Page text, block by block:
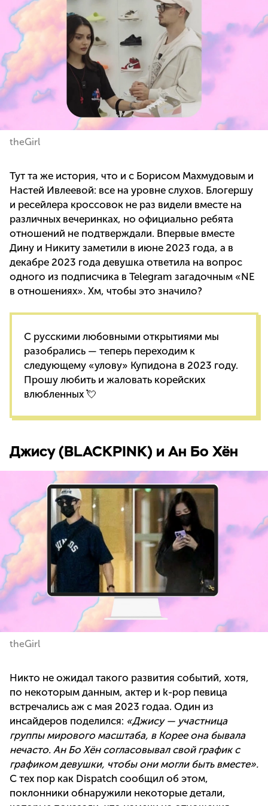
theGirl
Тут та же история, что и с Борисом Махмудовым и
Настей Ивлеевой: все на уровне слухов. Блогершу
и ресейлера кроссовок не раз видели вместе на
различных вечеринках, но официально ребята
отношений не подтверждали. Впервые вместе
Дину и Никиту заметили в июне 2023 года, а в
декабре 2023 года девушка ответила на вопрос
одного из подписчика в Telegram загадочным «NE
в отношениях». Хм, чтобы это значило?
С русскими любовными открытиями мы
разобрались — теперь переходим к
следующему «улову» Купидона в 2023 году.
Прошу любить и жаловать корейских
влюбленных 💘
Джису (BLACKPINK) и Ан Бо Хён
theGirl
Никто не ожидал такого развития событий, хотя,
по некоторым данным, актер и k-pop певица
встречались аж с мая 2023 годаа. Один из
инсайдеров поделился: «Джису — участница
группы мирового масштаба, в Корее она бывала
нечасто. Ан Бо Хён согласовывал свой график с
графиком девушки, чтобы они могли быть вместе».
С тех пор как Dispatch сообщил об этом,
поклонники обнаружили некоторые детали,